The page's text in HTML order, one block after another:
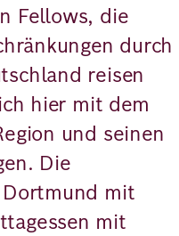
Fellows, die
durch
reisen
hier mit dem
und seinen
Die
mit
mit